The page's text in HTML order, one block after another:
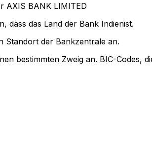
AXIS BANK LIMITED
dass das Land der Bank Indienist.
Standort der Bankzentrale an.
bestimmten Zweig an. BIC-